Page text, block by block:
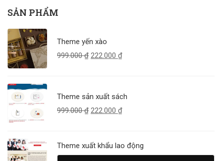
SẢN PHẨM
Theme yến xào
999.000₫ 222.000 ₫
Theme sản xuất sách
999.000₫ 222.000 ₫
Theme xuất khẩu lao động